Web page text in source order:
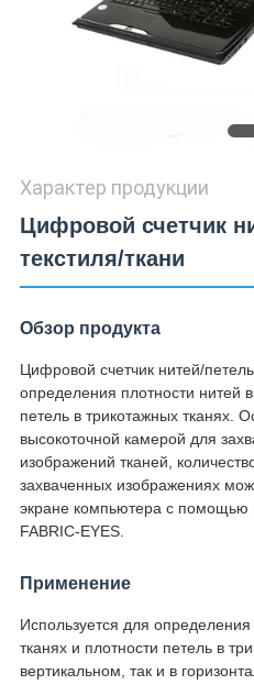
Характер продукции
Цифровой счетчик
текстиля/ткани
Обзор продукта
Цифровой счетчик нитей/
определения плотности нитей
петель в трикотажных тканях.
высокоточной камерой для
изображений тканей,
захваченных изображениях
экране компьютера с помощью
FABRIC-EYES.
Применение
Используется для
тканях и плотности петель в
вертикальном, так и в